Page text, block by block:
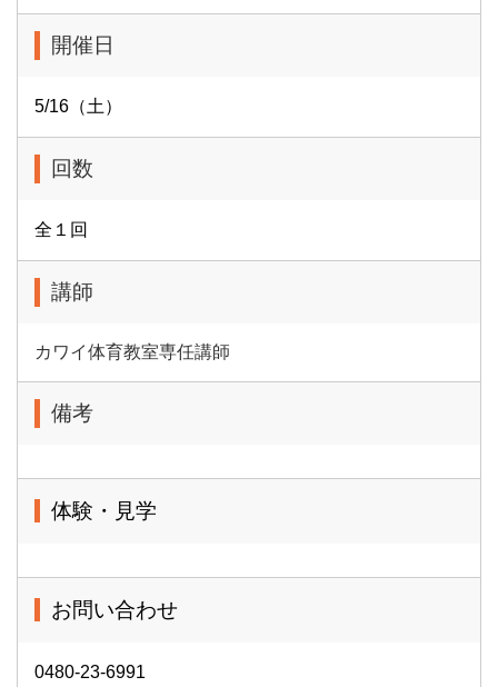
開催日
5/16（土）
回数
全１回
講師
カワイ体育教室専任講師
備考
体験・見学
お問い合わせ
0480-23-6991